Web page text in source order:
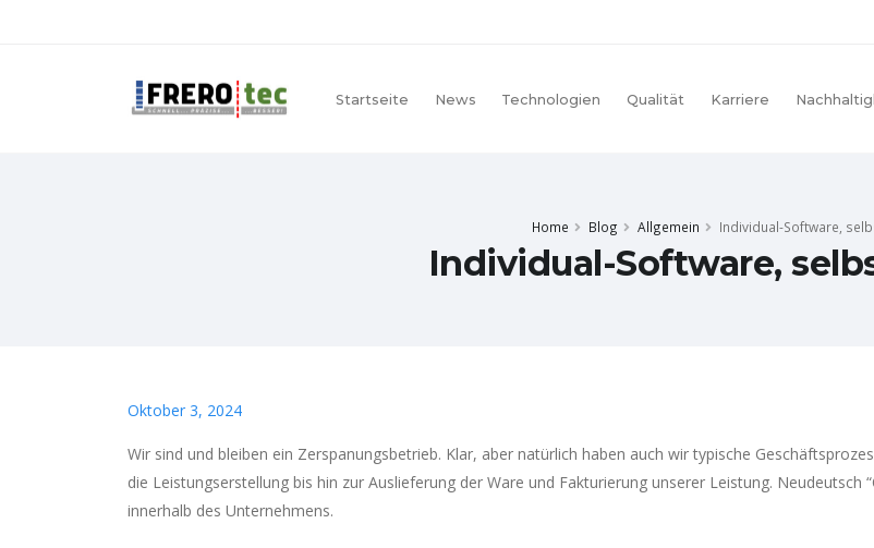
Startseite News Technologien Qualität Karriere
Home Blog Allgemein Individual-Software,
Individual-Software,
Oktober 3, 2024
Wir sind und bleiben ein Zerspanungsbetrieb. Klar, aber natürlich haben auch wir typische
die Leistungserstellung bis hin zur Auslieferung der Ware und Fakturierung unserer Leistung.
innerhalb des Unternehmens.